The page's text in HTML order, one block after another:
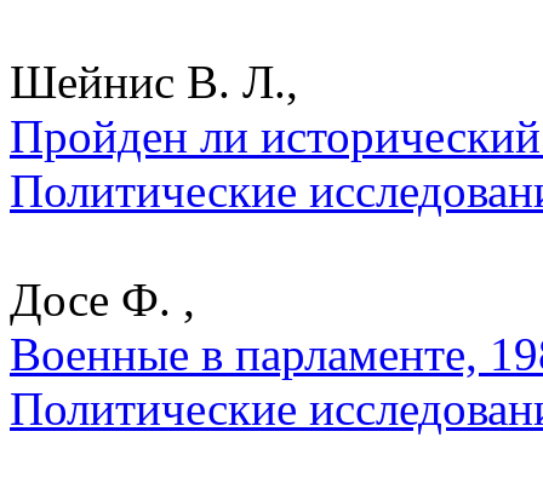
Шейнис В. Л.,
Пройден ли
Политические
Досе Ф. ,
Военные в парламенте,
Политические